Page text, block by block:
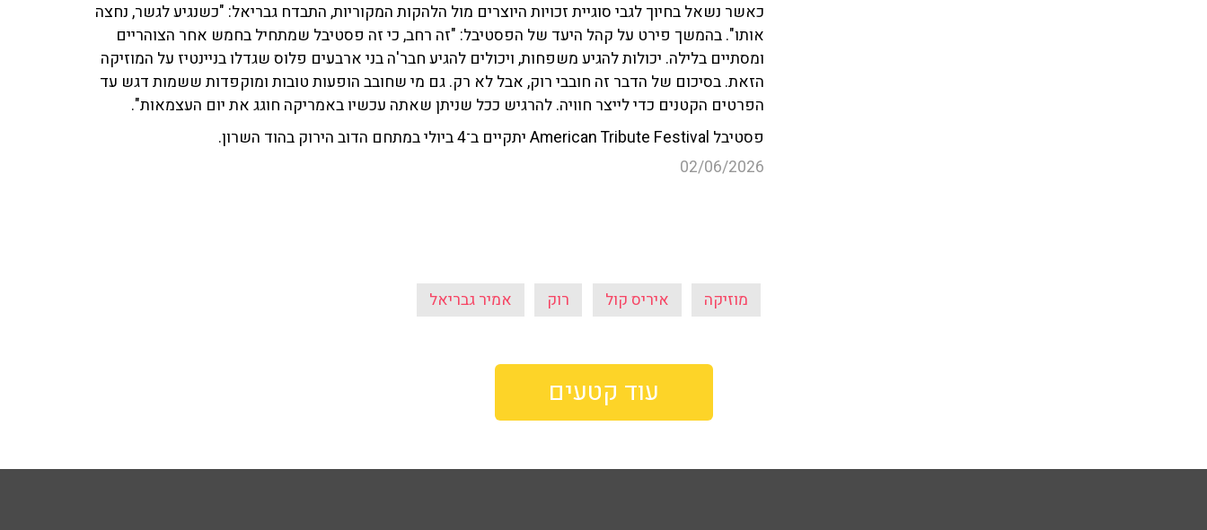
כאשר נשאל בחיוך לגבי סוגיית זכויות היוצרים מול הלהקות המקוריות, התבדח גבריאל: "כשנגיע לגשר, נחצה
אותו". בהמשך פירט על קהל היעד של הפסטיבל: "זה רחב, כי זה פסטיבל שמתחיל בחמש אחר הצוהריים
ומסתיים בלילה. יכולות להגיע משפחות, ויכולים להגיע חבר'ה בני ארבעים פלוס שגדלו בניינטיז על המוזיקה
הזאת. בסיכום של הדבר זה חובבי רוק, אבל לא רק. גם מי שחובב הופעות טובות ומוקפדות ששמות דגש עד
הפרטים הקטנים כדי לייצר חוויה. להרגיש ככל שניתן שאתה עכשיו באמריקה חוגג את יום העצמאות".
פסטיבל American Tribute Festival יתקיים ב־4 ביולי במתחם הדוב הירוק בהוד השרון.
02/06/2026
מוזיקה איריס קול רוק אמיר גבריאל
עוד קטעים